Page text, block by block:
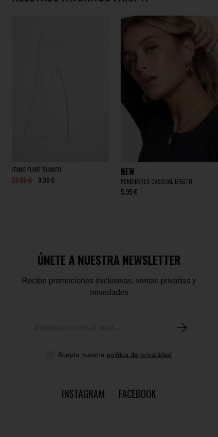
JEANS FLARE BLANCO
22,95 € 9,99 €
NEW
PENDIENTES CASSUAL EFECTO
5,95 €
ÚNETE A NUESTRA NEWSLETTER
Recibe promociones exclusivas, ventas privadas y
novedades
Acepta nuestra política de privacidad
INSTAGRAM FACEBOOK